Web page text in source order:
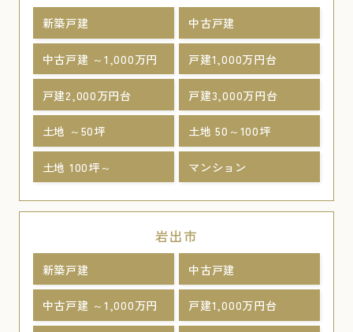
新築戸建 中古戸建
中古戸建 ～1,000万円 戸建1,000万円台
戸建2,000万円台 戸建3,000万円台
土地 ～50坪 土地 50～100坪
土地 100坪～ マンション
岩出市
新築戸建 中古戸建
中古戸建 ～1,000万円 戸建1,000万円台